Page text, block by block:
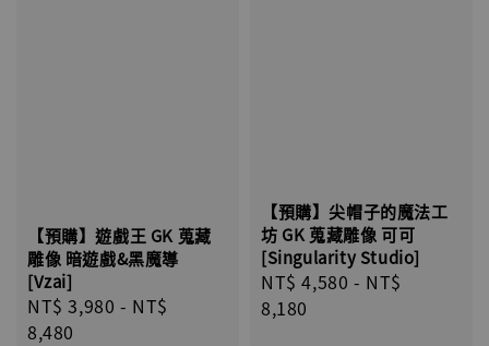
【預購】遊戲王 GK 蒐藏
雕像 暗遊戲&黑魔導
[Vzai]
Regular
price
NT$ 3,980 - NT$
8,480
【預購】尖帽子的魔法工
坊 GK 蒐藏雕像 可可
[Singularity Studio]
Regular
price
NT$ 4,580 - NT$
8,180